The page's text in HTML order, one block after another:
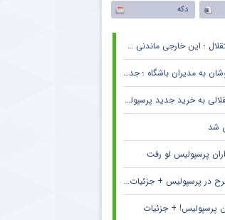
دکه
؛ این خارجی ماندنی شد
باشگاه ؛ جدایی قطعی است !
به خرید جدید پرسپولیس
شد
پرسپولیس لو رفت
پرسپولیس + جزئیات لو رفته
پرسپولیس! + جزئیات